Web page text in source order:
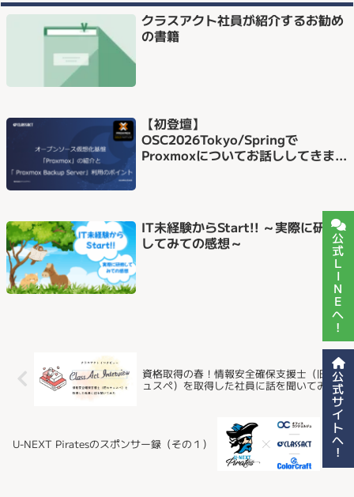
クラスアクト社員が紹介するお勧め
の書籍
【初登壇】
OSC2026Tokyo/Springで
Proxmoxについてお話ししてきまし
IT未経験からStart!! ～実際に研修
してみての感想～
資格取得の春！情報安全確保支援士（旧セキ
ュスペ）を取得した社員に話を聞いてみた
U-NEXT Piratesのスポンサー録（その１）
公式LINEへ！
公式サイトへ！